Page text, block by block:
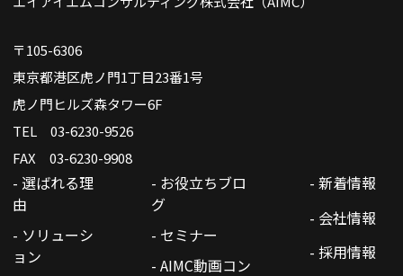
〒105-6306
東京都港区虎ノ門1丁目23番1号
虎ノ門ヒルズ森タワー6F
TEL 03-6230-9526
FAX 03-6230-9908
- 選ばれる理
由
- ソリューシ
ョン
- お役立ちブロ
グ
- セミナー
- AIMC動画コン
- 新着情報
- 会社情報
- 採用情報